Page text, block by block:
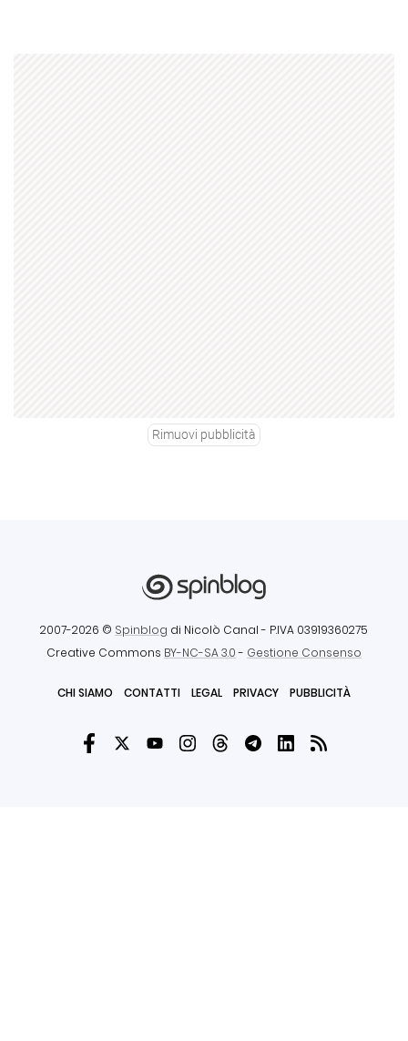
Rimuovi pubblicità
2007-2026 © Spinblog di Nicolò Canal - P.IVA 03919360275
Creative Commons BY-NC-SA 3.0- Gestione Consenso
CHI SIAMO CONTATTI LEGAL PRIVACY PUBBLICITÀ